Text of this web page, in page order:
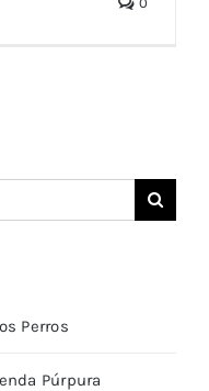
Perros
Púrpura